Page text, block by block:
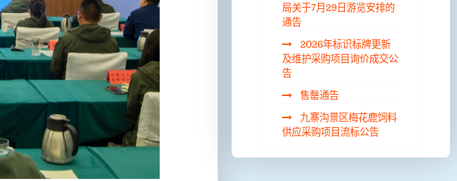
局关于7月29日游览安排的
通告
2026年标识标牌更新
及维护采购项目询价成交公
告
售罄通告
九寨沟景区梅花鹿饲料
供应采购项目流标公告